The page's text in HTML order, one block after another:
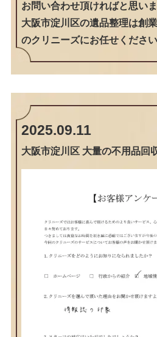
お問い合わせ頂ければと思いま
大阪市淀川区の遺品整理は創
のクリニーズにお任せください
2025.09.11
大阪市淀川区 大量の不用品回